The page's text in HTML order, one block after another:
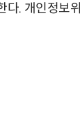
다. 개인정보